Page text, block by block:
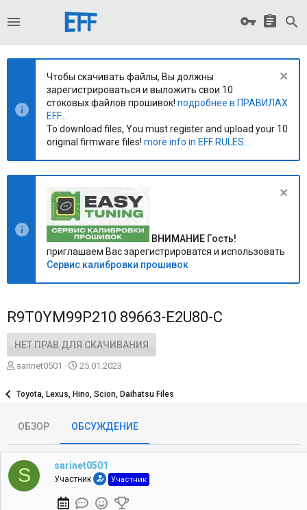
Чтобы скачивать файлы, Вы должны
зарегистрироваться и выложить свои 10
стоковых файлов прошивок! подробнее в ПРАВИЛАХ
EFF...
To download files, You must register and upload your 10
original firmware files! more info in EFF RULES...
ВНИМАНИЕ Гость!
приглашаем Вас зарегистрироватся и использовать
Сервис калибровки прошивок
R9T0YM99P210 89663-E2U80-C
НЕТ ПРАВ ДЛЯ СКАЧИВАНИЯ
А
т
т
м
ы
sarinet0501
Д
т
а
а
л
а
25.01.2023
Toyota, Lexus, Hino, Scion, Daihatsu Files
ОБЗОР ОБСУЖДЕНИЕ
S sarinet0501
Участник Участник